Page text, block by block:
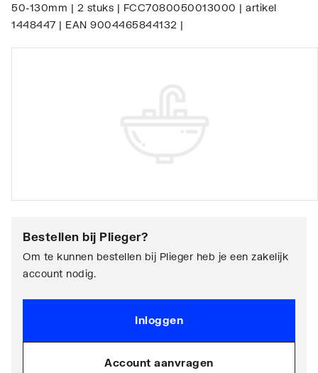
50-130mm | 2 stuks | FCC7080050013000 | artikel
1448447 | EAN 9004465844132 |
Bestellen bij Plieger?
Om te kunnen bestellen bij Plieger heb je een zakelijk
account nodig.
Inloggen
Account aanvragen